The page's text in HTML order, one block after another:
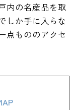
内の名産品を取
しか手に入らな
点もののアクセ